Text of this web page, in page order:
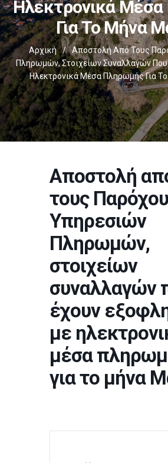
Ηλεκτρονικά
Για Το Μήνα
Αρχική /
Αποστολή Από Τους
Πληρωμών, Στοιχείων Συναλλαγών
Ηλεκτρονικά Μέσα Πληρωμής Για
Αποστολή
τους
Υπηρεσιών
Πληρωμών,
στοιχείων
συναλλαγών
έχουν
με
μέσα
για το μήνα